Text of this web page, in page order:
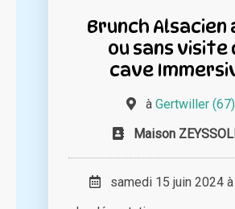
Brunch Alsacien
ou sans visite
cave
à Gertwiller (67)
Maison
samedi 15 juin 2024 à